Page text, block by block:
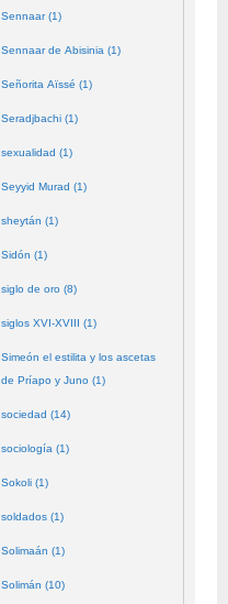
Sennaar (1)
Sennaar de Abisinia (1)
Señorita Aïssé (1)
Seradjbachi (1)
sexualidad (1)
Seyyid Murad (1)
sheytán (1)
Sidón (1)
siglo de oro (8)
siglos XVI-XVIII (1)
Simeón el estilita y los ascetas
de Príapo y Juno (1)
sociedad (14)
sociología (1)
Sokoli (1)
soldados (1)
Solimaán (1)
Solimán (10)